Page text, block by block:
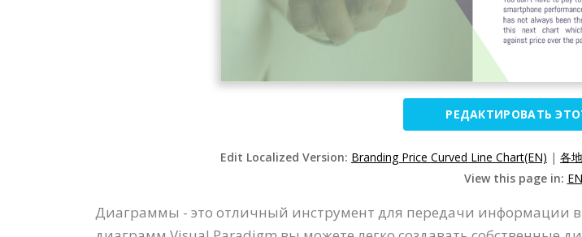
РЕДАКТИРОВАТЬ
Edit Localized Version: Branding Price Curved Line Chart(EN) | 各
View this page in: EN
Диаграммы - это отличный инструмент для передачи информации